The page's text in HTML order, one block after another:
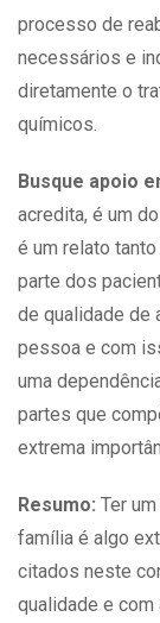
processo de
necessários e
diretamente o
químicos.
Busque apoio
acredita, é um
é um relato
parte dos
de qualidade de
pessoa e com
uma
partes que
extrema
Resumo: Ter
família é algo
citados neste
qualidade e